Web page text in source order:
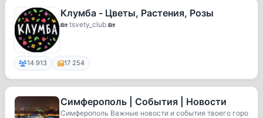
Клумба - Цветы, Растения, Розы
🏡 tsvety_club 🏡
14 913 17 254
Симферополь | События | Новости
Симферополь Важные новости и события твоего горо